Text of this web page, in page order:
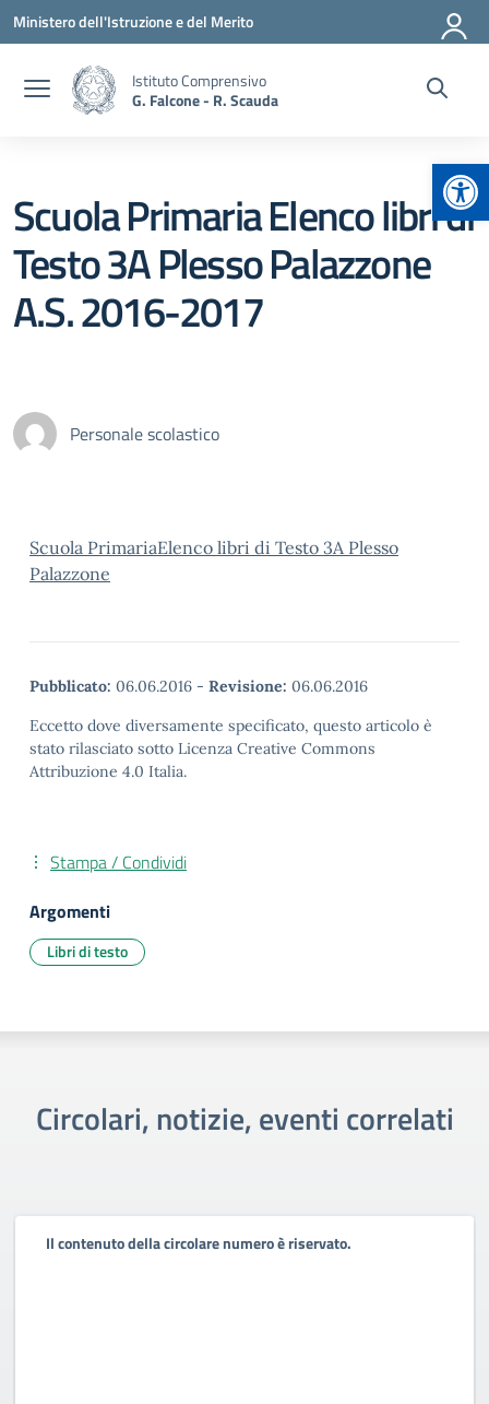
Vai ai contenuti
Vai al menu di navigazione
Vai al footer
Ministero dell'Istruzione e del Merito
Istituto Comprensivo
G. Falcone - R. Scauda
Scuola Primaria Elenco libri di
Testo 3A Plesso Palazzone
A.S. 2016-2017
Personale scolastico
Scuola PrimariaElenco libri di Testo 3A Plesso
Palazzone
Pubblicato: 06.06.2016 - Revisione: 06.06.2016
Eccetto dove diversamente specificato, questo articolo è
stato rilasciato sotto Licenza Creative Commons
Attribuzione 4.0 Italia.
Stampa / Condividi
Argomenti
Libri di testo
Circolari, notizie, eventi correlati
Il contenuto della circolare numero è riservato.